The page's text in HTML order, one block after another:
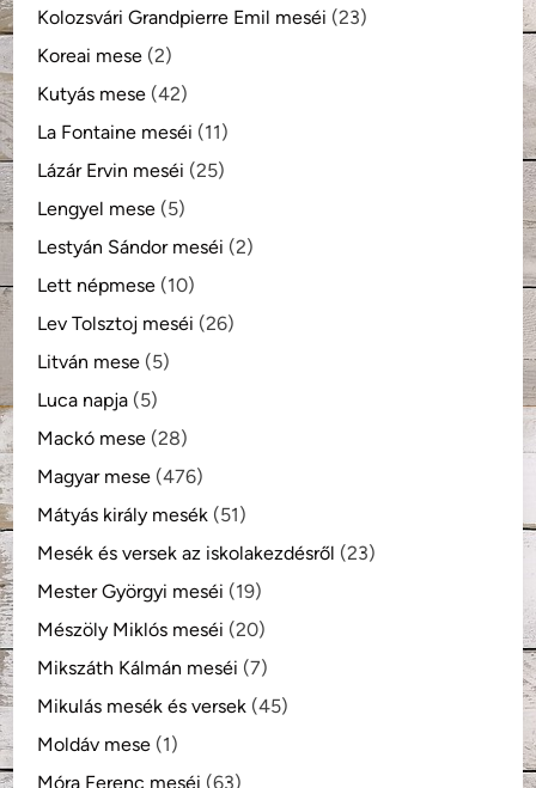
Kolozsvári Grandpierre Emil meséi (23)
Koreai mese (2)
Kutyás mese (42)
La Fontaine meséi (11)
Lázár Ervin meséi (25)
Lengyel mese (5)
Lestyán Sándor meséi (2)
Lett népmese (10)
Lev Tolsztoj meséi (26)
Litván mese (5)
Luca napja (5)
Mackó mese (28)
Magyar mese (476)
Mátyás király mesék (51)
Mesék és versek az iskolakezdésről (23)
Mester Györgyi meséi (19)
Mészöly Miklós meséi (20)
Mikszáth Kálmán meséi (7)
Mikulás mesék és versek (45)
Moldáv mese (1)
Móra Ferenc meséi (63)